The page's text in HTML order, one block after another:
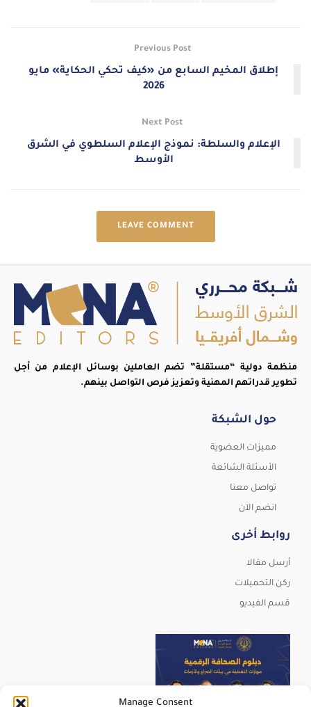
Manage Consent
Previous Post
إطلاق المخيم السابع من «كيف تحكي الحكاية» مايو
2026
Next Post
الإعلام والسلطة: نموذج الإعلام السلطوي في الشرق
الأوسط
LEAVE COMMENT
منظمة دولية “مستقلة” تضم العاملين بوسائل الإعلام من أجل
تطوير قدراتهم المهنية وتعزيز فرص التواصل بينهم.
حول الشبكة
مميزات العضوية
الأسئلة الشائعة
تواصل معنا
انضم الآن
روابط أخرى
أرسل مقالا
ركن التحميلات
قسم الفيديو